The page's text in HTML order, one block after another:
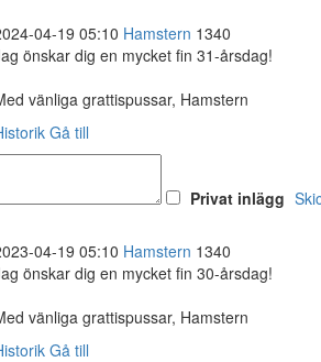
04-19 05:10 Hamstern 1340
önskar dig en mycket fin 31-årsdag!
vänliga grattispussar, Hamstern
Gå till
Privat inlägg
04-19 05:10 Hamstern 1340
önskar dig en mycket fin 30-årsdag!
vänliga grattispussar, Hamstern
Gå till